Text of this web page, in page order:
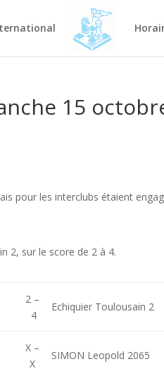
15
pour les interclubs étaient
2, sur le score de 2 à 4.
2 –
4
Echiquier Toulousain 2
X –
X
SIMON Leopold 2065